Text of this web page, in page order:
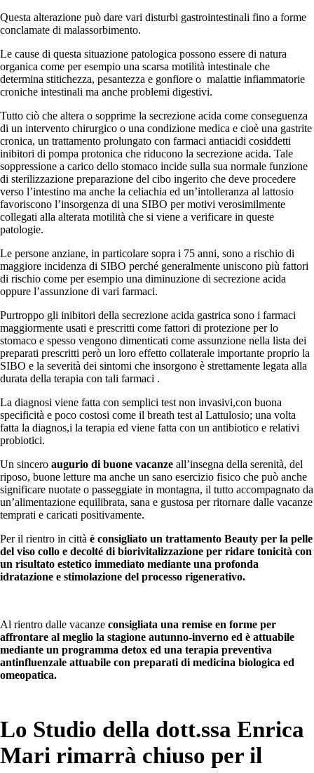
Questa alterazione può dare vari disturbi gastrointestinali fino a forme
conclamate di malassorbimento.
Le cause di questa situazione patologica possono essere di natura
organica come per esempio una scarsa motilità intestinale che
determina stitichezza, pesantezza e gonfiore o malattie infiammatorie
croniche intestinali ma anche problemi digestivi.
Tutto ciò che altera o sopprime la secrezione acida come conseguenza
di un intervento chirurgico o una condizione medica e cioè una gastrite
cronica, un trattamento prolungato con farmaci antiacidi cosiddetti
inibitori di pompa protonica che riducono la secrezione acida. Tale
soppressione a carico dello stomaco incide sulla sua normale funzione
di sterilizzazione preparazione del cibo ingerito che deve procedere
verso l’intestino ma anche la celiachia ed un’intolleranza al lattosio
favoriscono l’insorgenza di una SIBO per motivi verosimilmente
collegati alla alterata motilità che si viene a verificare in queste
patologie.
Le persone anziane, in particolare sopra i 75 anni, sono a rischio di
maggiore incidenza di SIBO perché generalmente uniscono più fattori
di rischio come per esempio una diminuzione di secrezione acida
oppure l’assunzione di vari farmaci.
Purtroppo gli inibitori della secrezione acida gastrica sono i farmaci
maggiormente usati e prescritti come fattori di protezione per lo
stomaco e spesso vengono dimenticati come assunzione nella lista dei
preparati prescritti però un loro effetto collaterale importante proprio la
SIBO e la severità dei sintomi che insorgono è strettamente legata alla
durata della terapia con tali farmaci .
La diagnosi viene fatta con semplici test non invasivi,con buona
specificità e poco costosi come il breath test al Lattulosio; una volta
fatta la diagnos,i la terapia ed viene fatta con un antibiotico e relativi
probiotici.
Un sincero augurio di buone vacanze all’insegna della serenità, del
riposo, buone letture ma anche un sano esercizio fisico che può anche
significare nuotate o passeggiate in montagna, il tutto accompagnato da
un’alimentazione equilibrata, sana e gustosa per ritornare dalle vacanze
temprati e caricati positivamente.
Per il rientro in città è consigliato un trattamento Beauty per la pelle
del viso collo e decolté di biorivitalizzazione per ridare tonicità con
un risultato estetico immediato mediante una profonda
idratazione e stimolazione del processo rigenerativo.
Al rientro dalle vacanze consigliata una remise en forme per
affrontare al meglio la stagione autunno-inverno ed è attuabile
mediante un programma detox ed una terapia preventiva
antinfluenzale attuabile con preparati di medicina biologica ed
omeopatica.
Lo Studio della dott.ssa Enrica
Mari rimarrà chiuso per il